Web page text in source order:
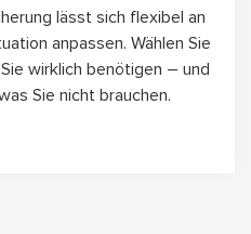
lässt sich flexibel an
anpassen. Wählen Sie
wirklich benötigen – und
Sie nicht brauchen.